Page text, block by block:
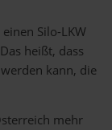
Silo-LKW
heißt, dass
kann, die
mehr